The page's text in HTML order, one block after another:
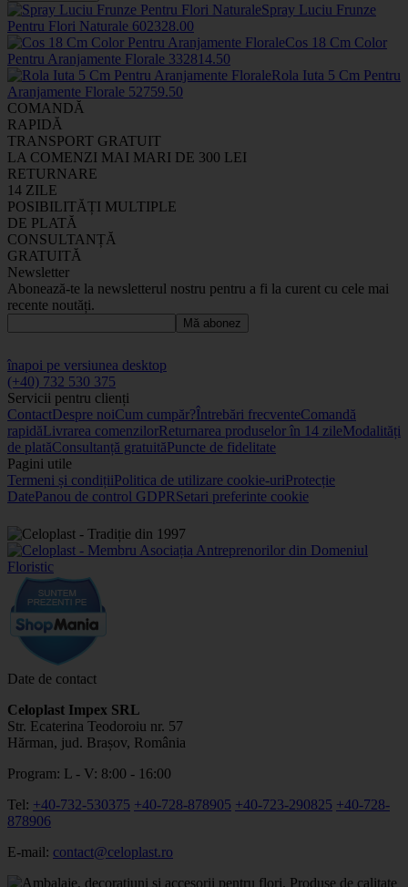
Spray Luciu Frunze
Pentru Flori Naturale 602328.00
Cos 18 Cm Color
Pentru Aranjamente Florale 332814.50
Rola Iuta 5 Cm Pentru
Aranjamente Florale 52759.50
COMANDĂ
RAPIDĂ
TRANSPORT GRATUIT
LA COMENZI MAI MARI DE 300 LEI
RETURNARE
14 ZILE
POSIBILITĂȚI MULTIPLE
DE PLATĂ
CONSULTANȚĂ
GRATUITĂ
Newsletter
Abonează-te la newsletterul nostru pentru a fi la curent cu cele mai
recente noutăți.
Mă abonez
înapoi pe versiunea desktop
(+40) 732 530 375
Servicii pentru clienți
ContactDespre noiCum cumpăr?Întrebări frecventeComandă
rapidăLivrarea comenzilorReturnarea produselor în 14 zileModalități
de platăConsultanță gratuităPuncte de fidelitate
Pagini utile
Termeni și condițiiPolitica de utilizare cookie-uriProtecție
DatePanou de control GDPRSetari preferinte cookie
Date de contact
Celoplast Impex SRL
Str. Ecaterina Teodoroiu nr. 57
Hărman, jud. Brașov, România
Program: L - V: 8:00 - 16:00
Tel: +40-732-530375 +40-728-878905 +40-723-290825 +40-728-
878906
E-mail: contact@celoplast.ro